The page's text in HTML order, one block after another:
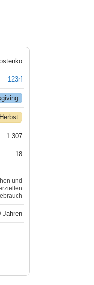
123rf
Herbst
1 307
18
und
Jahren